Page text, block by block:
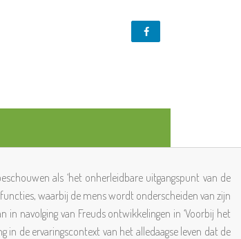
als ‘het onherleidbare uitgangspunt van de
waarbij de mens wordt onderscheiden van zijn
navolging van Freuds ontwikkelingen in ‘Voorbij het
in de ervaringscontext van het alledaagse leven dat de